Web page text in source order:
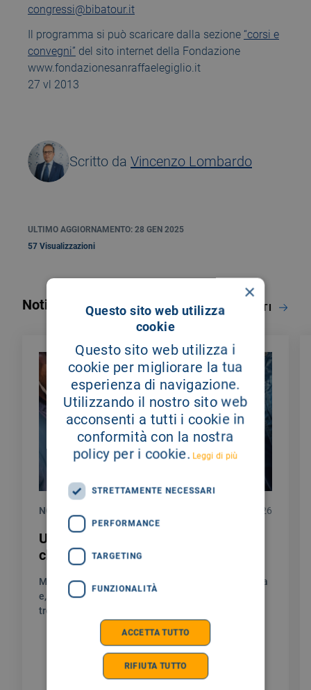
congressi@bibatour.it
Il programma si può scaricare dalla sezione “corsi e
convegni” del sito internet della Fondazione
www.fondazionesanraffaelegiglio.it
27 vl 2013
Scritto da Vincenzo Lombardo
ULTIMO AGGIORNAMENTO: 28 GEN 2025
57 Visualizzazioni
Notizie correlate NOTIZIE ED EVENTI
NOTIZIE 28/07/2026
Un testimoniaza di gratitudine per la
chirurgia endocrina del Giglio
Mi chiamo Sylwia sono stata colpita da una malattia
e, in questo percorso umanamente non facile, ho
trovato un’assistenza unica.
×
Questo sito web utilizza
cookie
Questo sito web utilizza i
cookie per migliorare la tua
esperienza di navigazione.
Utilizzando il nostro sito web
acconsenti a tutti i cookie in
conformità con la nostra
policy per i cookie. Leggi di più
STRETTAMENTE NECESSARI
PERFORMANCE
TARGETING
FUNZIONALITÀ
ACCETTA TUTTO
RIFIUTA TUTTO